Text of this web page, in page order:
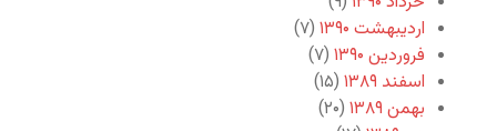
اردیبهشت ۱۳۹۰
(۷)
فروردین ۱۳۹۰
(۷)
اسفند ۱۳۸۹
(۱۵)
بهمن ۱۳۸۹
(۲۰)